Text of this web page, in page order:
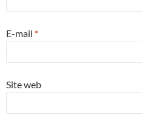
E-mail *
Site web